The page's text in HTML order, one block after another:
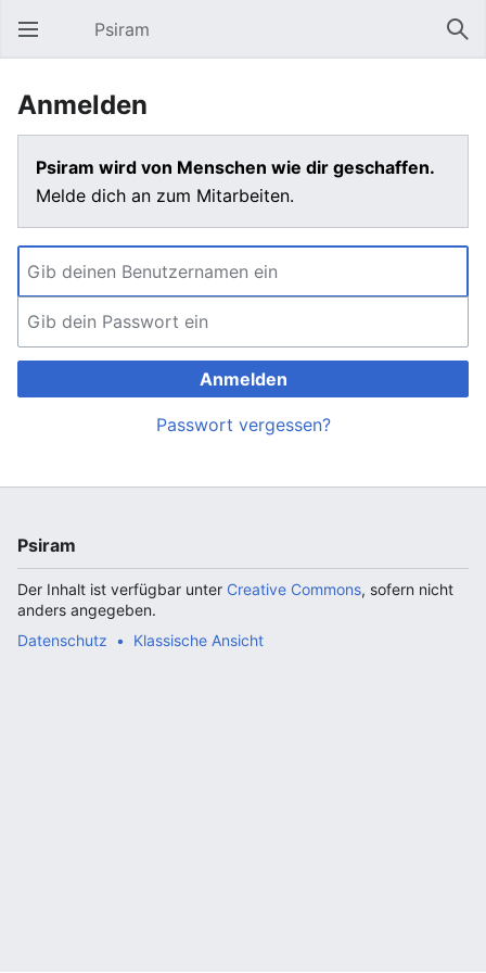
Hauptmenü öffnen Psiram
Anmelden
Psiram wird von Menschen wie dir geschaffen.
Melde dich an zum Mitarbeiten.
Anmelden
Passwort vergessen?
Psiram
Der Inhalt ist verfügbar unter Creative Commons, sofern nicht
anders angegeben.
Datenschutz
Klassische Ansicht